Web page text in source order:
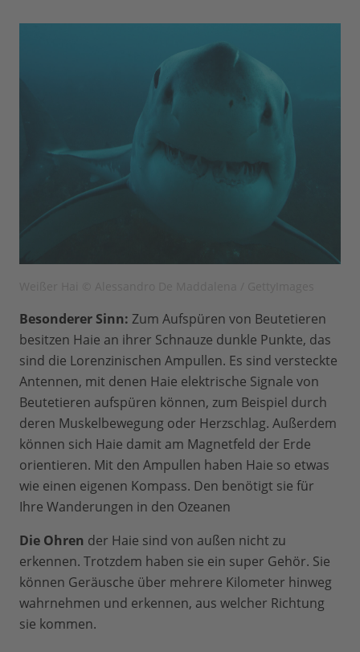
Besonderer Sinn: Zum Aufspüren von Beutetieren
besitzen Haie an ihrer Schnauze dunkle Punkte, das
sind die Lorenzinischen Ampullen. Es sind versteckte
Antennen, mit denen Haie elektrische Signale von
Beutetieren aufspüren können, zum Beispiel durch
deren Muskelbewegung oder Herzschlag. Außerdem
können sich Haie damit am Magnetfeld der Erde
orientieren. Mit den Ampullen haben Haie so etwas
wie einen eigenen Kompass. Den benötigt sie für
Ihre Wanderungen in den Ozeanen
Die Ohren der Haie sind von außen nicht zu
erkennen. Trotzdem haben sie ein super Gehör. Sie
können Geräusche über mehrere Kilometer hinweg
wahrnehmen und erkennen, aus welcher Richtung
sie kommen.